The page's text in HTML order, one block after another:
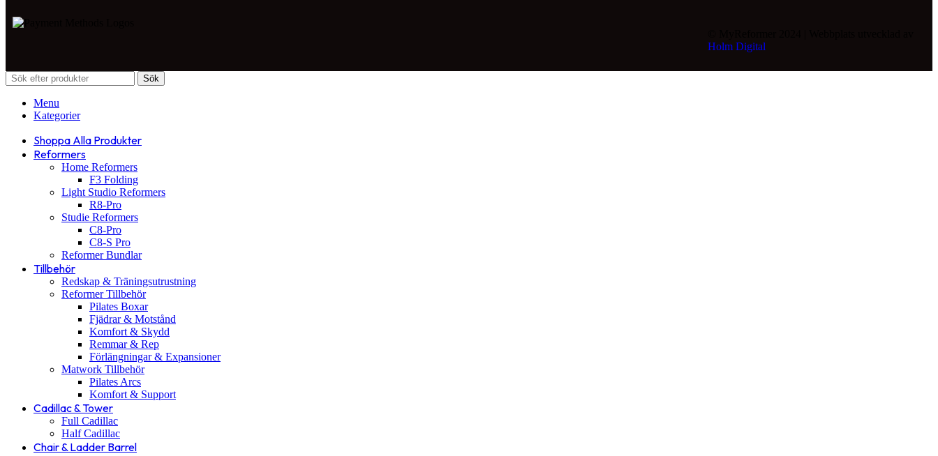
Holm Digital
Sök
Menu
Kategorier
Shoppa Alla Produkter
Reformers
Home Reformers
F3 Folding
Light Studio Reformers
R8-Pro
Studie Reformers
C8-Pro
C8-S Pro
Reformer Bundlar
Tillbehör
Redskap & Träningsutrustning
Reformer Tillbehör
Pilates Boxar
Fjädrar & Motstånd
Komfort & Skydd
Remmar & Rep
Förlängningar & Expansioner
Matwork Tillbehör
Pilates Arcs
Komfort & Support
Cadillac & Tower
Full Cadillac
Half Cadillac
Chair & Ladder Barrel